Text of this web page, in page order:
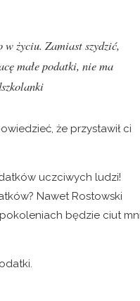
w życiu. Zamiast szydzić,
małe podatki, nie ma
że przystawił ci
uczciwych ludzi!
Nawet Rostowski
będzie ciut